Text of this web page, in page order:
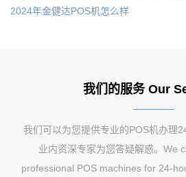
2024年金健达POS机怎么样
我们的服务 Our
我们可以为您提供专业的POS机办理
业内资深专家为您答疑解惑。We
professional POS machines for 24-